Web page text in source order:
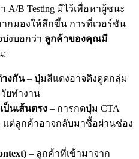
B Testing มีไว้เพื่อหาผู้ชนะ
ากมองให้ลึกขึ้น การที่เวอร์ชัน
งบอกว่า ลูกค้าของคุณมี
:
างกัน– ปุ่มสีแดงอาจดึงดูดกลุ่ม
ยทำงาน
ป็นเส้นตรง – การกดปุ่ม CTA
แต่ลูกค้าอาจกลับมาซื้อผ่านช่อง
– ลูกค้าที่เข้ามาจาก